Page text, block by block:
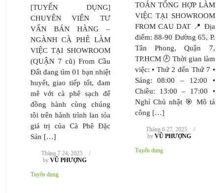
[TUYỂN DỤNG]
CHUYÊN VIÊN TƯ
VẤN BÁN HÀNG –
NGÀNH CÀ PHÊ LÀM
VIỆC TẠI SHOWROOM
(QUẬN 7 cũ) From Cầu
Đất đang tìm 01 bạn nhiệt
huyết, giao tiếp tốt, đam
mê với cà phê sạch để
đồng hành cùng chúng
tôi trên hành trình lan tỏa
giá trị của Cà Phê Đặc
Sản […]
Tháng 7 24, 2025
/
by VŨ PHƯỢNG
Tuyển dụng
TOÁN TỔNG HỢP LÀM
VIỆC TẠI SHOWROOM
FROM CAU DAT 📍 Địa
điểm: 88-90 Đường 65, P.
Tân Phong, Quận 7,
TP.HCM 🕗 Thời gian làm
việc: • Thứ 2 đến Thứ 7 •
Sáng: 08:00 – 12:00 •
Chiều: 13:00 – 17:00 •
Nghỉ Chủ nhật 🎯 Mô tả
công […]
Tháng 6 27, 2025
/
by VŨ PHƯỢNG
Tuyển dụng